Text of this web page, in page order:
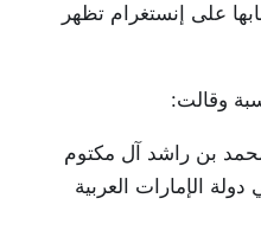
على إنستغرام تظهر
وقالت:
بن راشد آل مكتوم
الإمارات العربية